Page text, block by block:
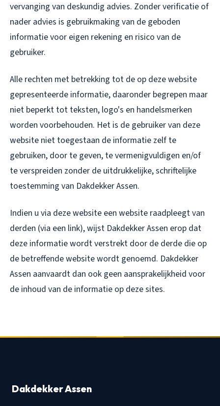
vervanging van deskundig advies. Zonder verificatie of
nader advies is gebruikmaking van de geboden
informatie voor eigen rekening en risico van de
gebruiker.
Alle rechten met betrekking tot de op deze website
gepresenteerde informatie, daaronder begrepen maar
niet beperkt tot teksten, logo's en handelsmerken
worden voorbehouden. Het is de gebruiker van deze
website niet toegestaan de informatie zelf te
gebruiken, door te geven, te vermenigvuldigen en/of
te verspreiden zonder de uitdrukkelijke, schriftelijke
toestemming van Dakdekker Assen.
Indien u via deze website een website raadpleegt van
derden (via een link), wijst Dakdekker Assen erop dat
deze informatie wordt verstrekt door de derde die op
de betreffende website wordt genoemd. Dakdekker
Assen aanvaardt dan ook geen aansprakelijkheid voor
de inhoud van de informatie op deze sites.
Dakdekker Assen